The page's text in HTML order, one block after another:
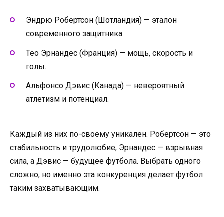
Эндрю Робертсон (Шотландия) — эталон
современного защитника.
Тео Эрнандес (Франция) — мощь, скорость и
голы.
Альфонсо Дэвис (Канада) — невероятный
атлетизм и потенциал.
Каждый из них по-своему уникален. Робертсон — это
стабильность и трудолюбие, Эрнандес — взрывная
сила, а Дэвис — будущее футбола. Выбрать одного
сложно, но именно эта конкуренция делает футбол
таким захватывающим.